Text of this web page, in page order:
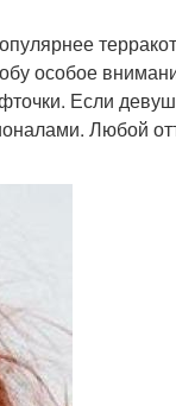
особое
Если
Любой